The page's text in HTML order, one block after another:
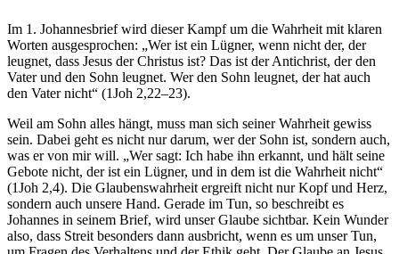
Im 1. Johannesbrief wird dieser Kampf um die Wahrheit mit klaren
Worten ausgesprochen: „Wer ist ein Lügner, wenn nicht der, der
leugnet, dass Jesus der Christus ist? Das ist der Antichrist, der den
Vater und den Sohn leugnet. Wer den Sohn leugnet, der hat auch
den Vater nicht“ (1Joh 2,22–23).
Weil am Sohn alles hängt, muss man sich seiner Wahrheit gewiss
sein. Dabei geht es nicht nur darum, wer der Sohn ist, sondern auch,
was er von mir will. „Wer sagt: Ich habe ihn erkannt, und hält seine
Gebote nicht, der ist ein Lügner, und in dem ist die Wahrheit nicht“
(1Joh 2,4). Die Glaubenswahrheit ergreift nicht nur Kopf und Herz,
sondern auch unsere Hand. Gerade im Tun, so beschreibt es
Johannes in seinem Brief, wird unser Glaube sichtbar. Kein Wunder
also, dass Streit besonders dann ausbricht, wenn es um unser Tun,